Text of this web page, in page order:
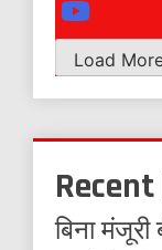
Load
बिना